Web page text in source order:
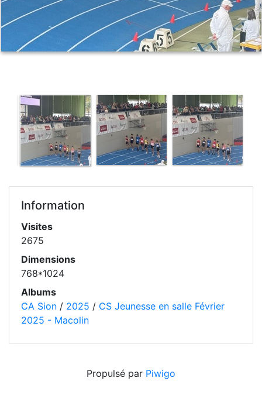
Information
Visites
2675
Dimensions
768*1024
Albums
CA Sion / 2025 / CS Jeunesse en salle Février
2025 - Macolin
Propulsé par Piwigo